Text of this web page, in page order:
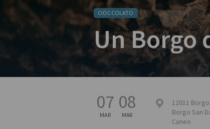
CIOCCOLATO
Un Borgo
07
MAR
08
MAR
12011
Borgo San
Cuneo